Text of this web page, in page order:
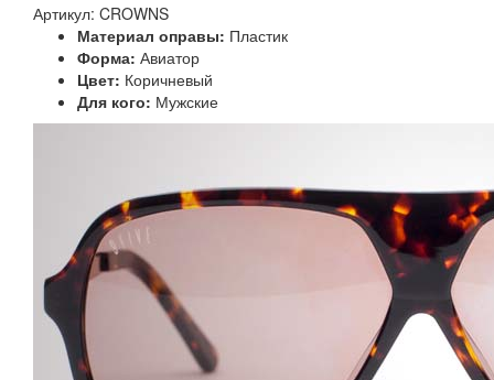
Артикул: CROWNS
Материал оправы: Пластик
Форма: Авиатор
Цвет: Коричневый
Для кого: Мужские